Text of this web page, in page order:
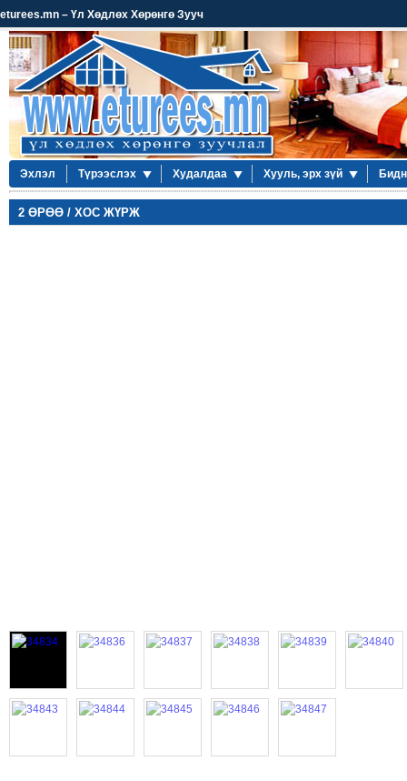
eturees.mn – Үл Хөдлөх Хөрөнгө Зууч
Эхлэл Түрээслэх Худалдаа Хууль, эрх зүй
2 ӨРӨӨ / ХОС ЖҮРЖ